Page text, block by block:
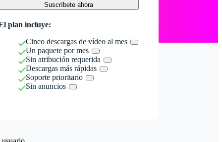
Suscríbete ahora
plan incluye:
Cinco descargas de vídeo al mes
Un paquete por mes
Sin atribución requerida
Descargas más rápidas
Soporte prioritario
Sin anuncios